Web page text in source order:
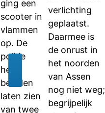
ging een
scooter in
vlammen
op. De
politie
heeft
beelden
laten zien
van twee
verlichting
geplaatst.
Daarmee is
de onrust in
het noorden
van Assen
nog niet weg;
begrijpelijk